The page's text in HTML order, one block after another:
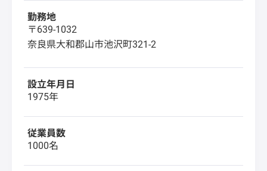
勤務地
〒639-1032
奈良県大和郡山市池沢町321-2
設立年月日
1975年
従業員数
1000名